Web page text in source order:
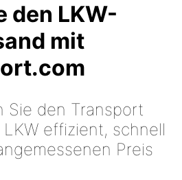
den LKW-
mit
Sie den Transport
effizient, schnell
Preis